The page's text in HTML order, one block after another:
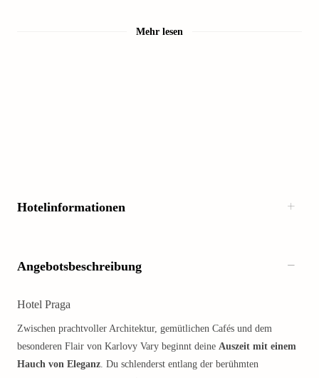
Mehr lesen
Hotelinformationen
Angebotsbeschreibung
Hotel Praga
Zwischen prachtvoller Architektur, gemütlichen Cafés und dem
besonderen Flair von Karlovy Vary beginnt deine Auszeit mit einem
Hauch von Eleganz. Du schlenderst entlang der berühmten